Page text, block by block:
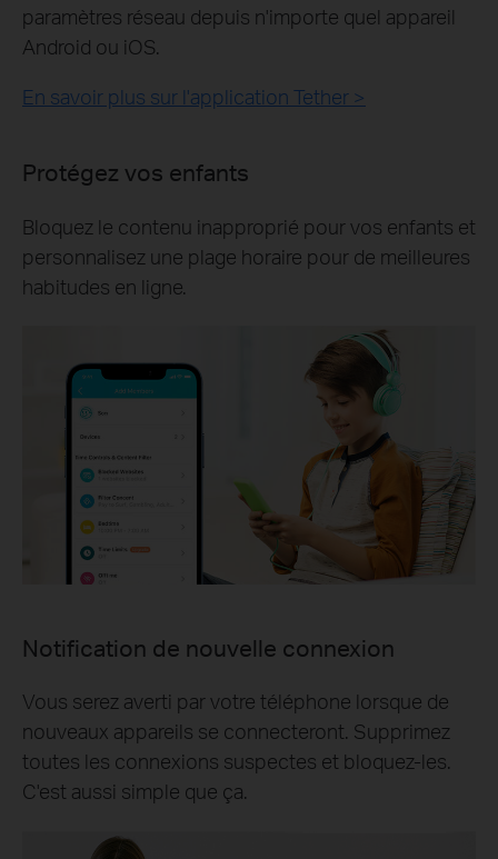
paramètres réseau depuis n'importe quel appareil
Android ou iOS.
En savoir plus sur l'application Tether >
Protégez vos enfants
Bloquez le contenu inapproprié pour vos enfants et
personnalisez une plage horaire pour de meilleures
habitudes en ligne.
Notification de nouvelle connexion
Vous serez averti par votre téléphone lorsque de
nouveaux appareils se connecteront. Supprimez
toutes les connexions suspectes et bloquez-les.
C'est aussi simple que ça.